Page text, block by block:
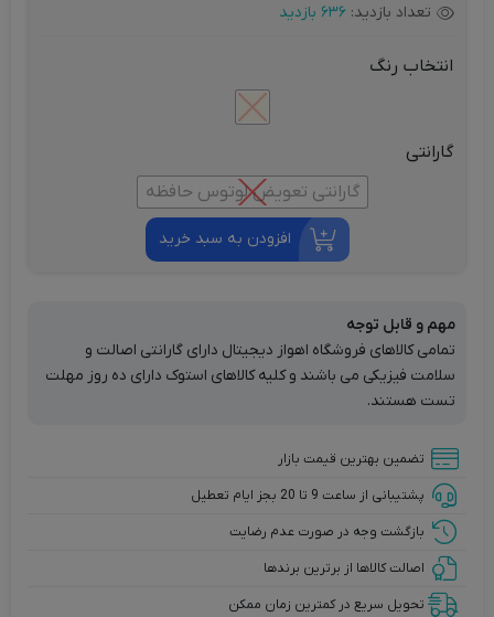
تعداد بازدید: 636 بازدید
انتخاب رنگ
گارانتی
گارانتی تعویض لوتوس حافظه
افزودن به سبد خرید
مهم و قابل توجه
تمامی کالاهای فروشگاه اهواز دیجیتال دارای گارانتی اصالت و
سلامت فیزیکی می باشند و کلیه کالاهای استوک دارای ده روز مهلت
تست هستند.
تضمین بهترین قیمت بازار
پشتیبانی از ساعت 9 تا 20 بجز ایام تعطیل
بازگشت وجه در صورت عدم رضایت
اصالت کالاها از برترین برندها
تحویل سریع در کمترین زمان ممکن